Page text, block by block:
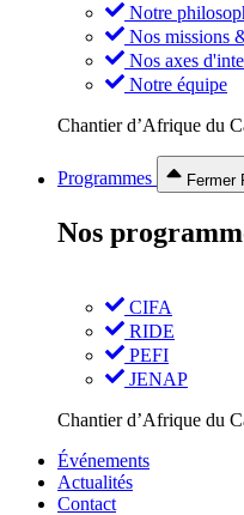
Notre
Nos missions
Nos axes
Notre équipe
Chantier d’Afrique du
Programmes Fermer
Nos
CIFA
RIDE
PEFI
JENAP
Chantier d’Afrique du
Événements
Actualités
Contact